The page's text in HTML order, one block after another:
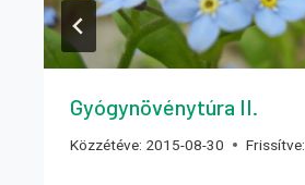
Gyógynövénytúra II.
Közzétéve: 2015-08-30 Frissítve: